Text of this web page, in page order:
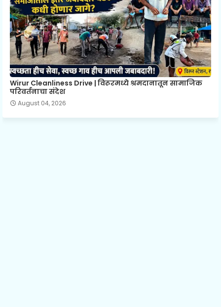
Wirur Cleanliness Drive | विरूरमध्ये श्रमदानातून सामाजिक
परिवर्तनाचा संदेश
August 04, 2026